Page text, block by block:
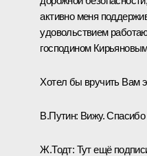
активно меня
удовольствием
господином
Хотел бы вручить Вам
В.Путин: Вижу.
Ж.Тодт: Тут ещё